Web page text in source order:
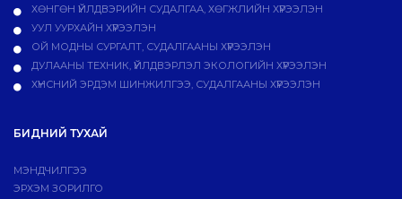
ХӨНГӨН ҮЙЛДВЭРИЙН СУДАЛГАА, ХӨГЖЛИЙН ХҮРЭЭЛЭН
УУЛ УУРХАЙН ХҮРЭЭЛЭН
ОЙ МОДНЫ СУРГАЛТ, СУДАЛГААНЫ ХҮРЭЭЛЭН
ДУЛААНЫ ТЕХНИК, ҮЙЛДВЭРЛЭЛ ЭКОЛОГИЙН ХҮРЭЭЛЭН
ХҮНСНИЙ ЭРДЭМ ШИНЖИЛГЭЭ, СУДАЛГААНЫ ХҮРЭЭЛЭН
БИДНИЙ ТУХАЙ
МЭНДЧИЛГЭЭ
ЭРХЭМ ЗОРИЛГО